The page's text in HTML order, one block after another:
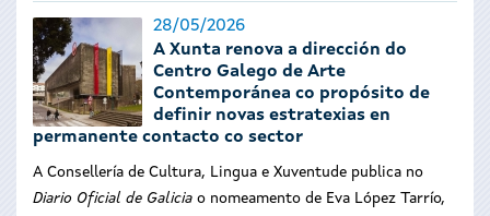
28/05/2026
A Xunta renova a dirección do
Centro Galego de Arte
Contemporánea co propósito de
definir novas estratexias en
permanente contacto co sector
A Consellería de Cultura, Lingua e Xuventude publica no
Diario Oficial de Galicia o nomeamento de Eva López Tarrío,